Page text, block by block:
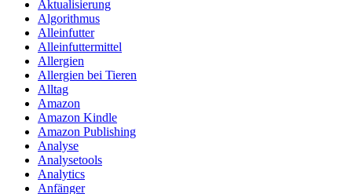
Aktualisierung
Algorithmus
Alleinfutter
Alleinfuttermittel
Allergien
Allergien bei Tieren
Alltag
Amazon
Amazon Kindle
Amazon Publishing
Analyse
Analysetools
Analytics
Anfänger